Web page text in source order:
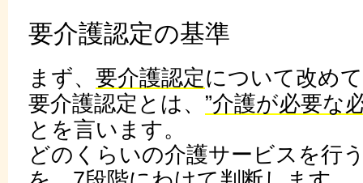
要介護認定の基準
まず、 要介護認定について改め
要介護認定とは、 ”介護が必要な
とを言います。
どのくらいの介護サービスを行